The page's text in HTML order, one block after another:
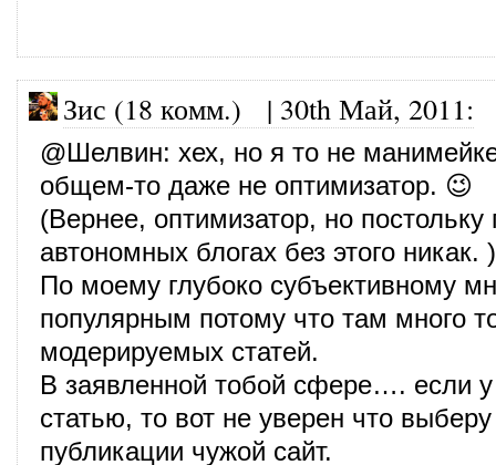
Зис (18 комм.) | 30th Май, 2011:
@Шелвин: хех, но я то не
общем-то даже не оптимизатор. 😉
(Вернее, оптимизатор, но постольку
автономных блогах без этого никак. )
По моему глубоко субъективному
популярным потому что там много
модерируемых статей.
В заявленной тобой сфере…. если
статью, то вот не уверен что
публикации чужой сайт.